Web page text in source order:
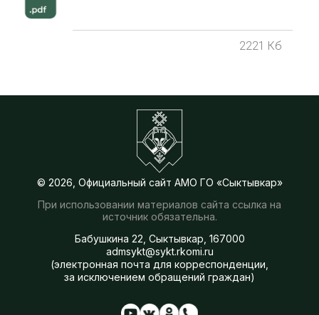
2221 Кб
© 2026, Официальный сайт АМО ГО «Сыктывкар»
При использовании материалов сайта ссылка на
источник обязательна.
Бабушкина 22, Сыктывкар, 167000
admsykt@sykt.rkomi.ru
(электронная почта для корреспонденции,
за исключением обращений граждан)